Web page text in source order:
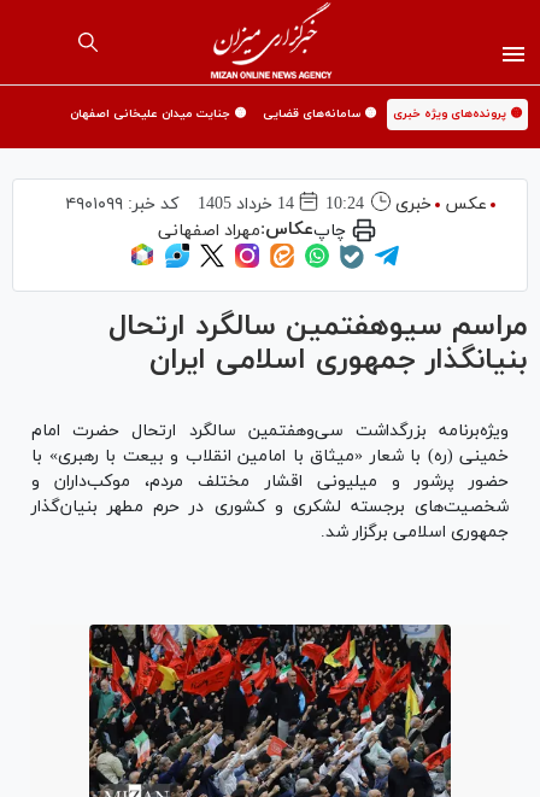
🟡 پرونده‌های ویژه خبری 🟡 سامانه‌های قضایی 🟡 جنایت میدان علیخانی اصفهان
عکس خبری 10:24 14 خرداد 1405 کد خبر:۴۹۰۱۰۹۹
چاپعکاس:مهراد اصفهانی
مراسم سی‎وهفتمین سالگرد ارتحال
بنیانگذار جمهوری اسلامی ایران
ویژه‌برنامه بزرگداشت سی‌وهفتمین سالگرد ارتحال حضرت امام
خمینی (ره) با شعار «میثاق با امامین انقلاب و بیعت با رهبری» با
حضور پرشور و میلیونی اقشار مختلف مردم، موکب‌داران و
شخصیت‌های برجسته لشکری و کشوری در حرم مطهر بنیان‌گذار
جمهوری اسلامی برگزار شد.